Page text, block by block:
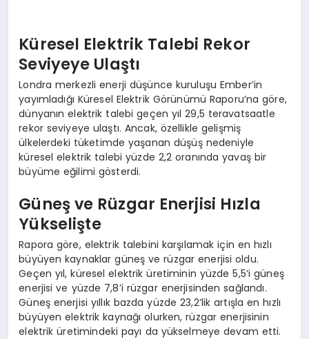
Küresel Elektrik Talebi Rekor
Seviyeye Ulaştı
Londra merkezli enerji düşünce kuruluşu Ember’in
yayımladığı Küresel Elektrik Görünümü Raporu’na göre,
dünyanın elektrik talebi geçen yıl 29,5 teravatsaatle
rekor seviyeye ulaştı. Ancak, özellikle gelişmiş
ülkelerdeki tüketimde yaşanan düşüş nedeniyle
küresel elektrik talebi yüzde 2,2 oranında yavaş bir
büyüme eğilimi gösterdi.
Güneş ve Rüzgar Enerjisi Hızla
Yükselişte
Rapora göre, elektrik talebini karşılamak için en hızlı
büyüyen kaynaklar güneş ve rüzgar enerjisi oldu.
Geçen yıl, küresel elektrik üretiminin yüzde 5,5’i güneş
enerjisi ve yüzde 7,8’i rüzgar enerjisinden sağlandı.
Güneş enerjisi yıllık bazda yüzde 23,2’lik artışla en hızlı
büyüyen elektrik kaynağı olurken, rüzgar enerjisinin
elektrik üretimindeki payı da yükselmeye devam etti.